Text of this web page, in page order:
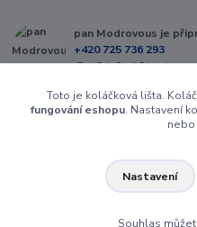
pan Modrovous je
+420 725 736 293
(Po-Pá, 8 - 16 hod.)
info@modrovous.cz
Toto je koláčková lišta.
fungování eshopu. Nastavení
nebo
Nastavení
Souhlas